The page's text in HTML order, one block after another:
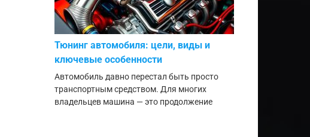
Тюнинг автомобиля: цели, виды и
ключевые особенности
Автомобиль давно перестал быть просто
транспортным средством. Для многих
владельцев машина — это продолжение